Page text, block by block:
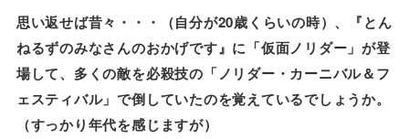
思い返せば昔々・・・（自分が20歳くらいの時）、『とん
ねるずのみなさんのおかげです』に「仮面ノリダー」が登
場して、多くの敵を必殺技の「ノリダー・カーニバル＆フ
ェスティバル」で倒していたのを覚えているでしょうか。
（すっかり年代を感じますが）